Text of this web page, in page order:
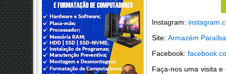
Instagram:
Site: Armazém
Facebook:
Faça-nos uma visita